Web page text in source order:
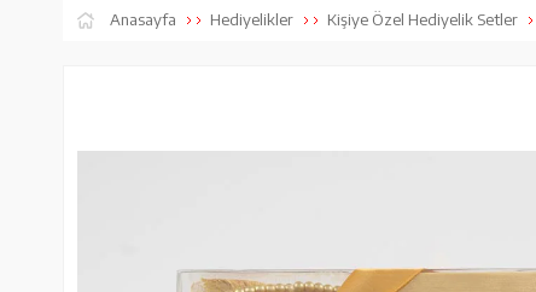
Anasayfa Hediyelikler Kişiye Özel Hediyelik Setler